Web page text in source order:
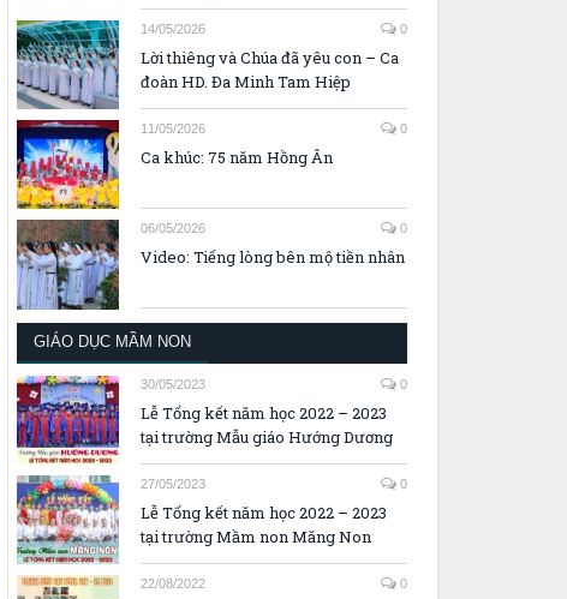
14/05/2026 0
Lời thiêng và Chúa đã yêu con – Ca
đoàn HD. Đa Minh Tam Hiệp
11/05/2026 0
Ca khúc: 75 năm Hồng Ân
06/05/2026 0
Video: Tiếng lòng bên mộ tiền nhân
GIÁO DỤC MẦM NON
30/05/2023 0
Lễ Tổng kết năm học 2022 – 2023
tại trường Mẫu giáo Hướng Dương
27/05/2023 0
Lễ Tổng kết năm học 2022 – 2023
tại trường Mầm non Măng Non
22/08/2022 0